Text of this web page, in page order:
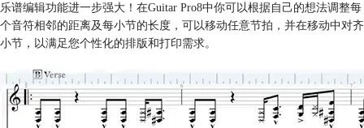
乐谱编辑功能进一步强大！在Guitar Pro8中你可以根据自己的想法调整每
个音符相邻的距离及每小节的长度，可以移动任意节拍，并在移动中对齐
小节，以满足您个性化的排版和打印需求。